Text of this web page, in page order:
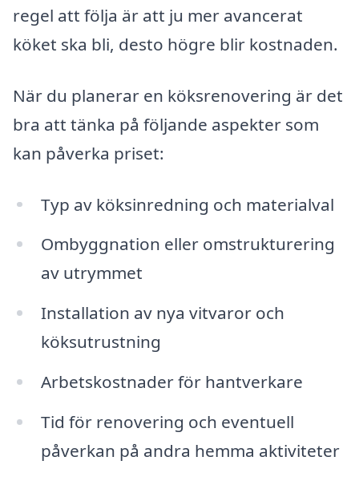
regel att följa är att ju mer avancerat
köket ska bli, desto högre blir kostnaden.
När du planerar en köksrenovering är det
bra att tänka på följande aspekter som
kan påverka priset:
Typ av köksinredning och materialval
Ombyggnation eller omstrukturering
av utrymmet
Installation av nya vitvaror och
köksutrustning
Arbetskostnader för hantverkare
Tid för renovering och eventuell
påverkan på andra hemma aktiviteter